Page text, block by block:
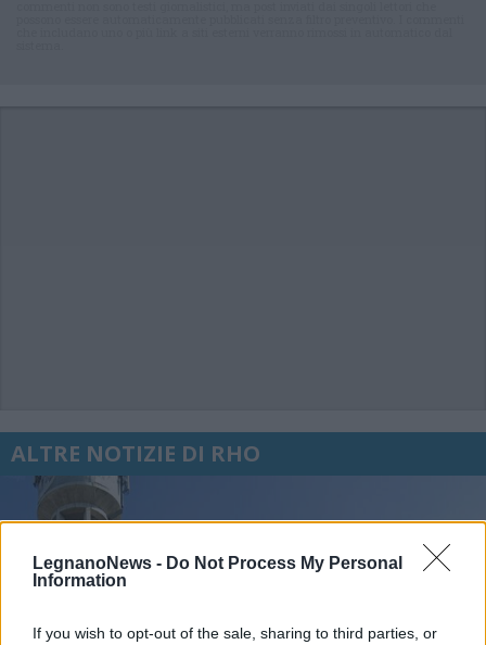
LegnanoNews - Do Not Process My Personal
Information
If you wish to opt-out of the sale, sharing to third parties, or
ALTRE NOTIZIE DI RHO